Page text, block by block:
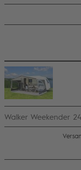
Walker Weekender